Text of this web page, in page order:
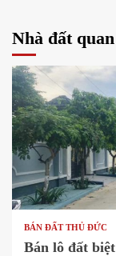
bài
viết
Nhà đất
1 min read
BÁN ĐẤT THỦ ĐỨC
Bán lô đất